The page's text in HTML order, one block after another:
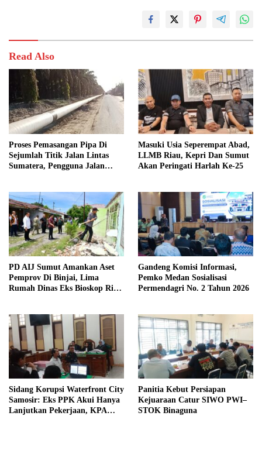
Read Also
Proses Pemasangan Pipa Di
Sejumlah Titik Jalan Lintas
Sumatera, Pengguna Jalan
Masuki Usia Seperempat Abad,
LLMB Riau, Kepri Dan Sumut
Akan Peringati Harlah Ke-25
PD AIJ Sumut Amankan Aset
Pemprov Di Binjai, Lima
Rumah Dinas Eks Bioskop Ria
Gandeng Komisi Informasi,
Pemko Medan Sosialisasi
Permendagri No. 2 Tahun 2026
Sidang Korupsi Waterfront City
Samosir: Eks PPK Akui Hanya
Lanjutkan Pekerjaan, KPA
Panitia Kebut Persiapan
Kejuaraan Catur SIWO PWI–
STOK Binaguna